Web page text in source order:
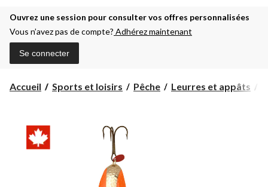
Ouvrez une session pour consulter vos offres personnalisées
Vous n’avez pas de compte? Adhérez maintenant
Se connecter
Accueil Sports et loisirs Pêche Leurres et appâts